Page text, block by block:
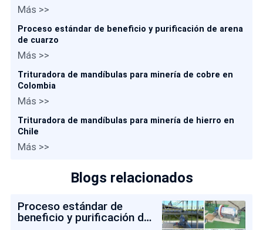
Más >>
Proceso estándar de beneficio y purificación de arena
de cuarzo
Más >>
Trituradora de mandíbulas para minería de cobre en
Colombia
Más >>
Trituradora de mandíbulas para minería de hierro en
Chile
Más >>
Blogs relacionados
Proceso estándar de
beneficio y purificación de